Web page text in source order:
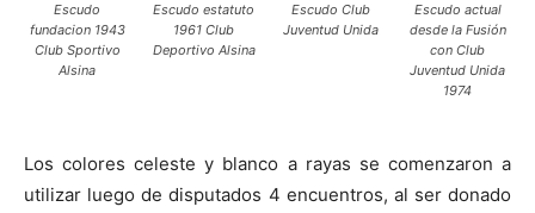
Escudo
fundacion 1943
Club Sportivo
Alsina
Escudo estatuto
1961 Club
Deportivo Alsina
Escudo Club
Juventud Unida
Escudo actual
desde la Fusión
con Club
Juventud Unida
1974
Los colores celeste y blanco a rayas se comenzaron a
utilizar luego de disputados 4 encuentros, al ser donado